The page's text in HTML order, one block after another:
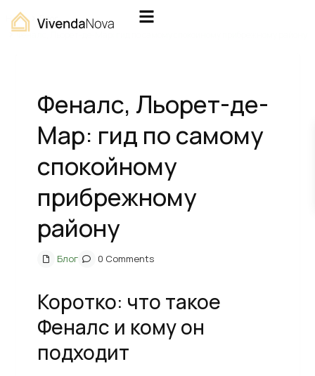
Home
Блог
Феналс, Льорет-де-Мар: гид по самому спокойному прибрежному району
Феналс, Льорет-де-
Мар: гид по самому
спокойному
прибрежному
району
Блог 0 Comments
Коротко: что такое
Феналс и кому он
подходит